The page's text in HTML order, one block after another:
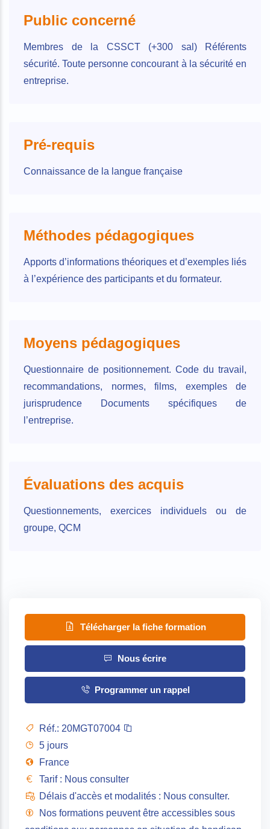
Public concerné
Membres de la CSSCT (+300 sal) Référents
sécurité. Toute personne concourant à la sécurité en
entreprise.
Pré-requis
Connaissance de la langue française
Méthodes pédagogiques
Apports d’informations théoriques et d’exemples liés
à l’expérience des participants et du formateur.
Moyens pédagogiques
Questionnaire de positionnement. Code du travail,
recommandations, normes, films, exemples de
jurisprudence Documents spécifiques de
l’entreprise.
Évaluations des acquis
Questionnements, exercices individuels ou de
groupe, QCM
Télécharger la fiche formation
Nous écrire
Programmer un rappel
Réf.: 20MGT07004
5 jours
France
Tarif : Nous consulter
Délais d'accès et modalités : Nous consulter.
Nos formations peuvent être accessibles sous